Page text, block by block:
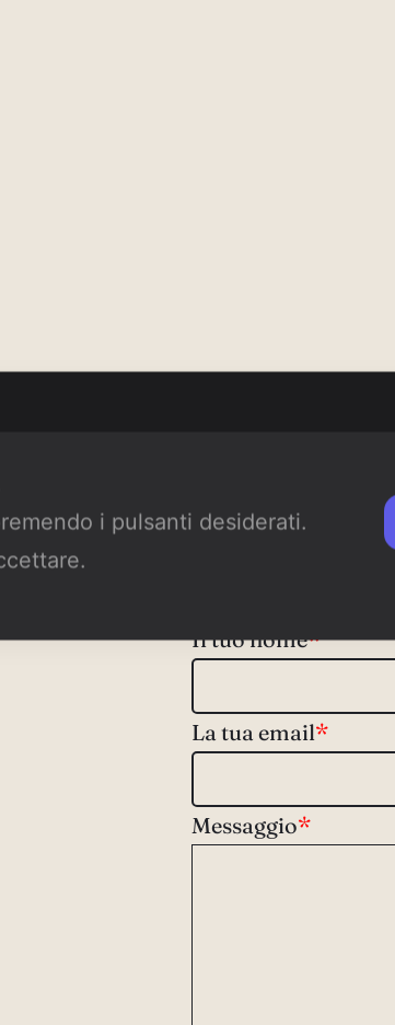
Il tuo nome*
La tua email*
Messaggio*
i pulsanti desiderati.